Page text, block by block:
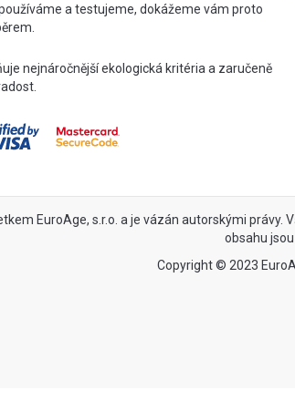
a testujeme, dokážeme vám proto
nejnáročnější ekologická kritéria a zaručeně
EuroAge, s.r.o. a je vázán autorskými
obsahu
Copyright © 2023